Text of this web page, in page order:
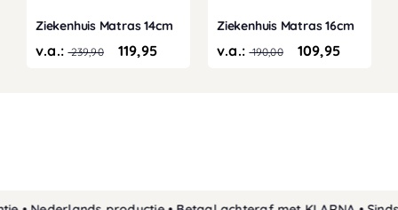
Ziekenhuis Matras 14cm
v.a.:239,90 119,95
Ziekenhuis Matras 16cm
v.a.:190,00 109,95